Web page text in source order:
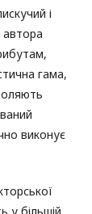
і
автора
гама,
виконує